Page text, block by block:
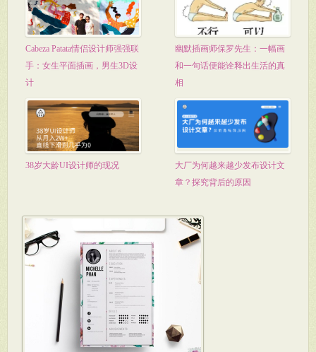
Cabeza Patata情侣设计师强强联
手：女生平面插画，男生3D设
计
幽默插画师保罗先生：一幅画
和一句话便能诠释出生活的真
相
38岁大龄UI设计师的现况
大厂为何越来越少发布设计文
章？探究背后的原因